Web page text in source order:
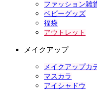
ファッション雑
ベビーグッズ
福袋
アウトレット
メイクアップ
メイクアップカ
マスカラ
アイシャドウ